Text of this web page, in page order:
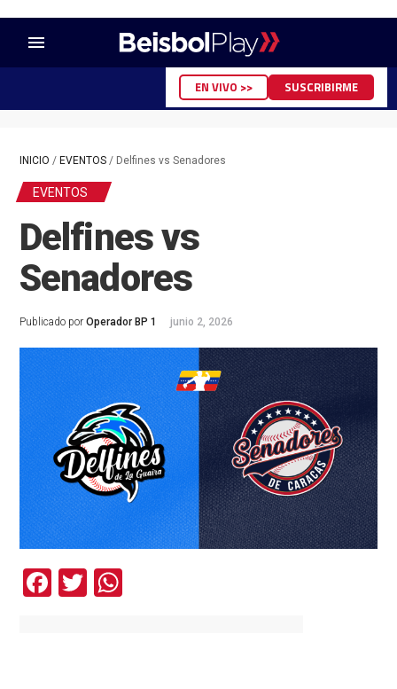
menu
EN VIVO >> SUSCRIBIRME
INICIO / EVENTOS/ Delfines vs Senadores
EVENTOS
Delfines vs
Senadores
Publicado por Operador BP 1 junio 2, 2026
Facebook
TwitterWhatsApp